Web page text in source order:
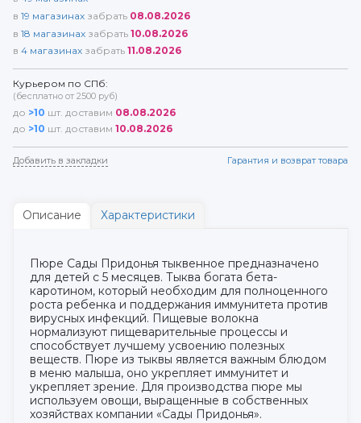
в 19 магазинах забрать 08.08.2026
в 18 магазинах забрать 10.08.2026
в 4 магазинах забрать 11.08.2026
Курьером по СПб:
(бесплатно от 2500 руб)
до >10 шт. доставим 08.08.2026
до >10 шт. доставим 10.08.2026
Добавить в закладки Гарантия и возврат товара
Описание Характеристики
Пюре Сады Придонья тыквенное предназначено
для детей с 5 месяцев. Тыква богата бета-
каротином, который необходим для полноценного
роста ребенка и поддержания иммунитета против
вирусных инфекций. Пищевые волокна
нормализуют пищеварительные процессы и
способствует лучшему усвоению полезных
веществ. Пюре из тыквы является важным блюдом
в меню малыша, оно укрепляет иммунитет и
укрепляет зрение. Для производства пюре мы
используем овощи, выращенные в собственных
хозяйствах компании «Сады Придонья».